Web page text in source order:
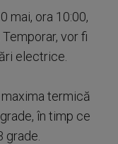
mai, ora 10:00,
vor fi
electrice.
termică
în timp ce
grade.